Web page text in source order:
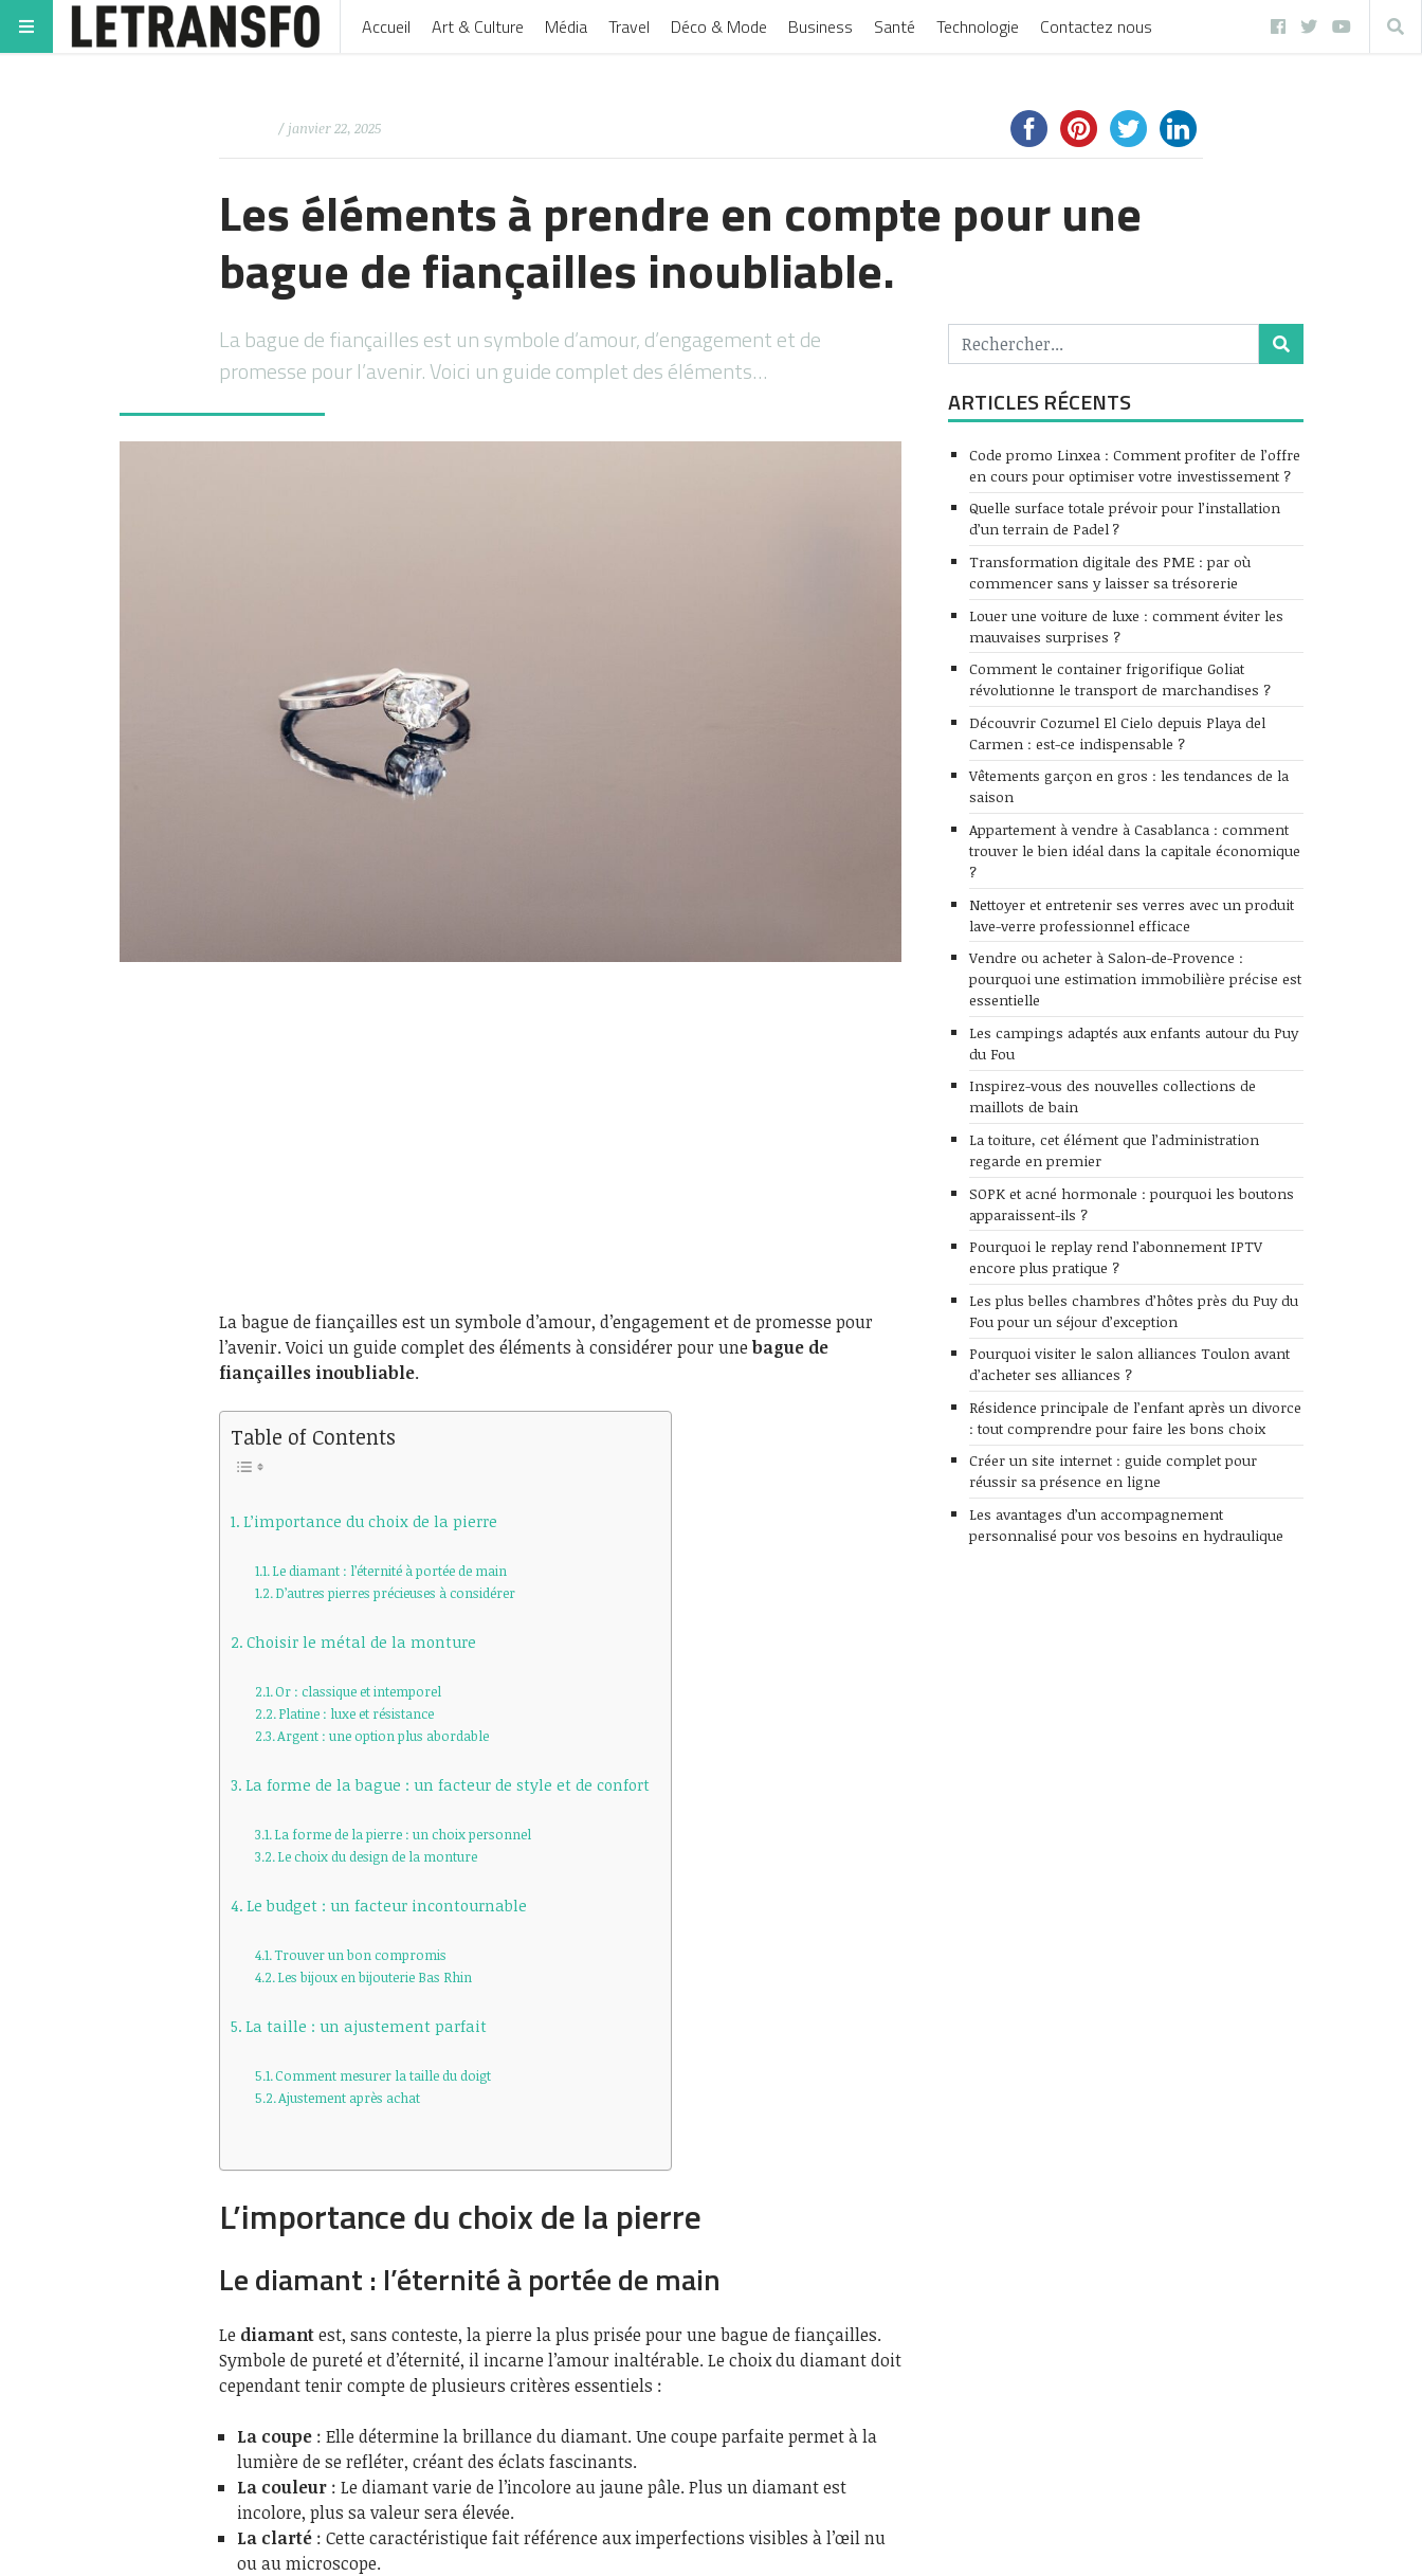
Accueil Art & Culture Média Travel Déco & Mode Business Santé Technologie Contactez nous
/ janvier 22, 2025
Les éléments à prendre en compte pour une
bague de fiançailles inoubliable.
La bague de fiançailles est un symbole d’amour, d’engagement et de
promesse pour l’avenir. Voici un guide complet des éléments…
La bague de fiançailles est un symbole d’amour, d’engagement et de promesse pour
l’avenir. Voici un guide complet des éléments à considérer pour une bague de
fiançailles inoubliable.
Table of Contents
L’importance du choix de la pierre
Le diamant : l’éternité à portée de main
D’autres pierres précieuses à considérer
Choisir le métal de la monture
Or : classique et intemporel
Platine : luxe et résistance
Argent : une option plus abordable
La forme de la bague : un facteur de style et de confort
La forme de la pierre : un choix personnel
Le choix du design de la monture
Le budget : un facteur incontournable
Trouver un bon compromis
Les bijoux en bijouterie Bas Rhin
La taille : un ajustement parfait
Comment mesurer la taille du doigt
Ajustement après achat
L’importance du choix de la pierre
Le diamant : l’éternité à portée de main
Le diamantest, sans conteste, la pierre la plus prisée pour une bague de fiançailles.
Symbole de pureté et d’éternité, il incarne l’amour inaltérable. Le choix du diamant doit
cependant tenir compte de plusieurs critères essentiels :
La coupe : Elle détermine la brillance du diamant. Une coupe parfaite permet à la
lumière de se refléter, créant des éclats fascinants.
La couleur : Le diamant varie de l’incolore au jaune pâle. Plus un diamant est
incolore, plus sa valeur sera élevée.
La clarté : Cette caractéristique fait référence aux imperfections visibles à l’œil nu
ou au microscope.
ARTICLES RÉCENTS
Code promo Linxea : Comment profiter de l’offre
en cours pour optimiser votre investissement ?
Quelle surface totale prévoir pour l’installation
d’un terrain de Padel ?
Transformation digitale des PME : par où
commencer sans y laisser sa trésorerie
Louer une voiture de luxe : comment éviter les
mauvaises surprises ?
Comment le container frigorifique Goliat
révolutionne le transport de marchandises ?
Découvrir Cozumel El Cielo depuis Playa del
Carmen : est-ce indispensable ?
Vêtements garçon en gros : les tendances de la
saison
Appartement à vendre à Casablanca : comment
trouver le bien idéal dans la capitale économique
?
Nettoyer et entretenir ses verres avec un produit
lave-verre professionnel efficace
Vendre ou acheter à Salon-de-Provence :
pourquoi une estimation immobilière précise est
essentielle
Les campings adaptés aux enfants autour du Puy
du Fou
Inspirez-vous des nouvelles collections de
maillots de bain
La toiture, cet élément que l’administration
regarde en premier
SOPK et acné hormonale : pourquoi les boutons
apparaissent-ils ?
Pourquoi le replay rend l’abonnement IPTV
encore plus pratique ?
Les plus belles chambres d’hôtes près du Puy du
Fou pour un séjour d’exception
Pourquoi visiter le salon alliances Toulon avant
d’acheter ses alliances ?
Résidence principale de l’enfant après un divorce
: tout comprendre pour faire les bons choix
Créer un site internet : guide complet pour
réussir sa présence en ligne
Les avantages d’un accompagnement
personnalisé pour vos besoins en hydraulique